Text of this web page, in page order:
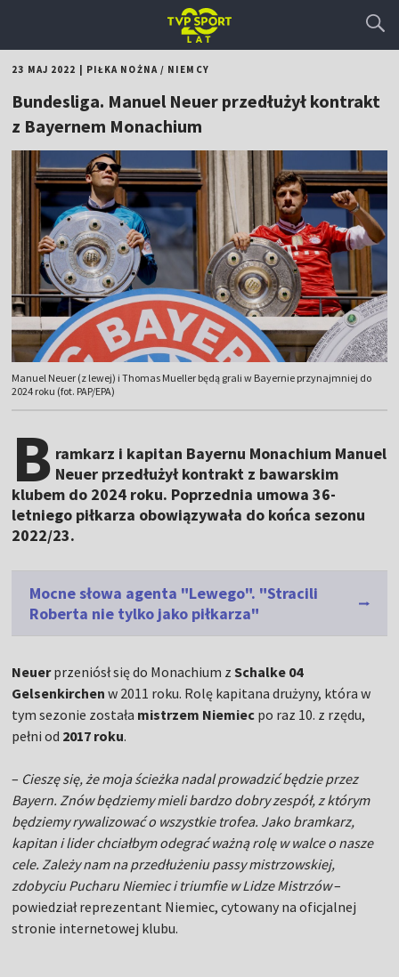
23 MAJ 2022 PIŁKA NOŻNA/ NIEMCY
Bundesliga. Manuel Neuer przedłużył kontrakt
z Bayernem Monachium
Manuel Neuer (z lewej) i Thomas Mueller będą grali w Bayernie przynajmniej do
2024 roku (fot. PAP/EPA)
B ramkarz i kapitan Bayernu Monachium Manuel
Neuer przedłużył kontrakt z bawarskim
klubem do 2024 roku. Poprzednia umowa 36-
letniego piłkarza obowiązywała do końca sezonu
2022/23.
Mocne słowa agenta "Lewego". "Stracili
Roberta nie tylko jako piłkarza"
Neuerprzeniósł się do Monachium zSchalke 04
Gelsenkirchen w 2011 roku. Rolę kapitana drużyny, która w
tym sezonie została mistrzem Niemiec po raz 10. z rzędu,
pełni od 2017 roku.
– Cieszę się, że moja ścieżka nadal prowadzić będzie przez
Bayern. Znów będziemy mieli bardzo dobry zespół, z którym
będziemy rywalizować o wszystkie trofea. Jako bramkarz,
kapitan i lider chciałbym odegrać ważną rolę w walce o nasze
cele. Zależy nam na przedłużeniu passy mistrzowskiej,
zdobyciu Pucharu Niemiec i triumfie w Lidze Mistrzów–
powiedział reprezentant Niemiec, cytowany na oficjalnej
stronie internetowej klubu.